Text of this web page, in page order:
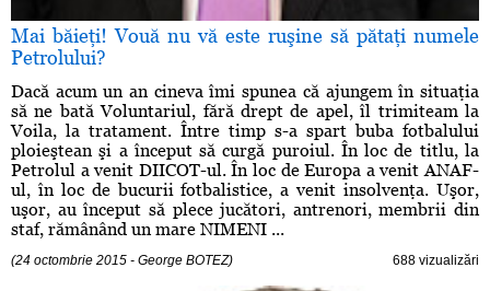
Mai băieţi! Vouă nu vă este ruşine să pătaţi numele
Petrolului?
Dacă acum un an cineva îmi spunea că ajungem în situaţia
să ne bată Voluntariul, fără drept de apel, îl trimiteam la
Voila, la tratament. Între timp s-a spart buba fotbalului
ploieştean şi a început să curgă puroiul. În loc de titlu, la
Petrolul a venit DIICOT-ul. În loc de Europa a venit ANAF-
ul, în loc de bucurii fotbalistice, a venit insolvenţa. Uşor,
uşor, au început să plece jucători, antrenori, membrii din
staf, rămânând un mare NIMENI ...
(24 octombrie 2015 - George BOTEZ) 688 vizualizări